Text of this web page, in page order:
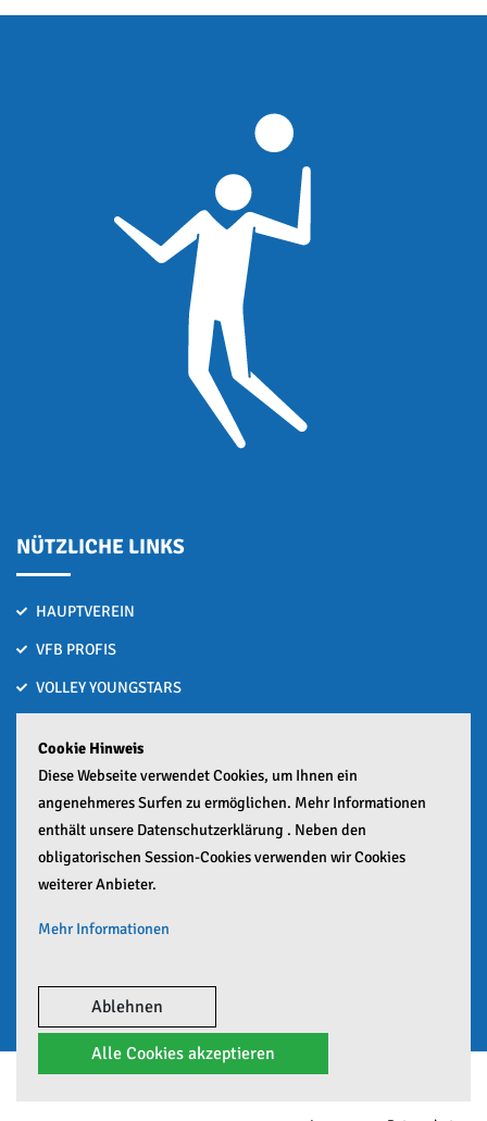
NÜTZLICHE LINKS
HAUPTVEREIN
VFB PROFIS
VOLLEY YOUNGSTARS
Bronze nach Hitzeschlacht bei den Deutschen U15-Beachvolleyball
Meisterschaften
01. Juli 2026
Zwei Häfler lösen Ticket zur Deutschen Meisterschaft
25. Juni 2026
Cookie Hinweis
Diese Webseite verwendet Cookies, um Ihnen ein
angenehmeres Surfen zu ermöglichen. Mehr Informationen
enthält unsere Datenschutzerklärung . Neben den
obligatorischen Session-Cookies verwenden wir Cookies
weiterer Anbieter.
Mehr Informationen
Ablehnen
Alle Cookies akzeptieren